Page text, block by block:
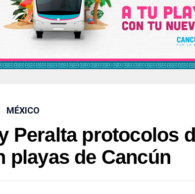
MÉXICO
Peralta protocolos
playas de Cancún